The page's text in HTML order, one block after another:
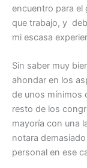
encuentro para el
que trabajo, y
mi escasa
Sin saber muy
ahondar en los
de unos mínimos
resto de los
mayoría con una
notara
personal en ese